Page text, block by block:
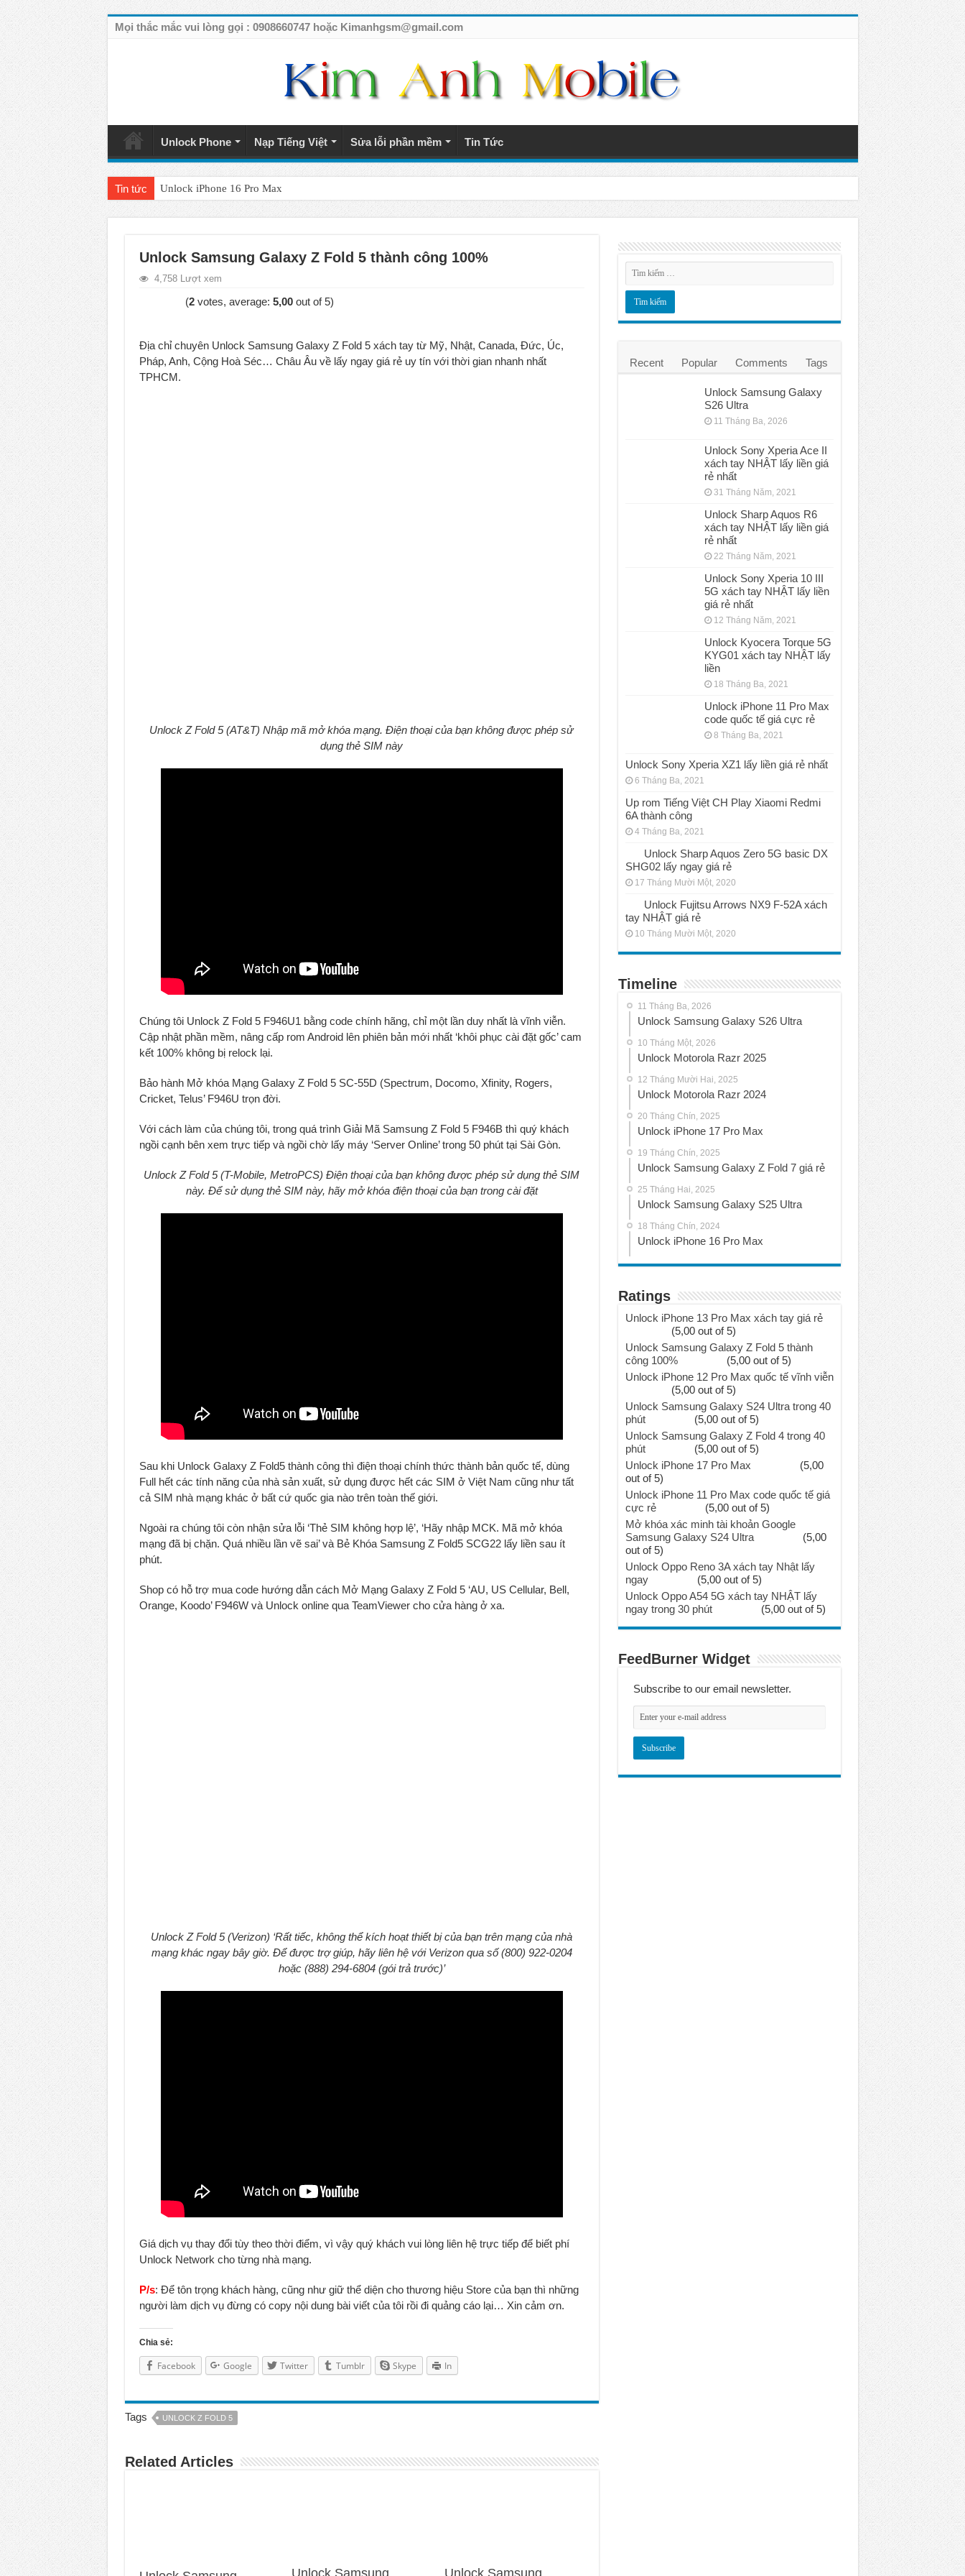
Mọi thắc mắc vui lòng gọi : 0908660747 hoặc Kimanhgsm@gmail.com
Unlock Phone Nạp Tiếng Việt Sửa lỗi phần mềm Tin Tức
Tin tức Unlock iPhone 16 Pro Max
Unlock iPhone 15 Pro Max lên quốc tế giá rẻ
Unlock Motorola Razr 2025
Unlock Motorola Razr 2024
Unlock iPhone 17 Pro Max
Unlock Samsung Galaxy Z Fold 5 thành công 100%
4,758 Lượt xem
(2votes, average: 5,00out of 5)
Địa chỉ chuyên Unlock Samsung Galaxy Z Fold 5 xách tay từ Mỹ, Nhật, Canada, Đức, Úc,
Pháp, Anh, Cộng Hoà Séc… Châu Âu về lấy ngay giá rẻ uy tín với thời gian nhanh nhất
TPHCM.
Unlock Z Fold 5 (AT&T) Nhập mã mở khóa mạng. Điện thoại của bạn không được phép sử
dụng thẻ SIM này
Chúng tôi Unlock Z Fold 5 F946U1 bằng code chính hãng, chỉ một lần duy nhất là vĩnh viễn.
Cập nhật phần mềm, nâng cấp rom Android lên phiên bản mới nhất ‘khôi phục cài đặt gốc’ cam
kết 100% không bị relock lại.
Bảo hành Mở khóa Mạng Galaxy Z Fold 5 SC-55D (Spectrum, Docomo, Xfinity, Rogers,
Cricket, Telus’ F946U trọn đời.
Với cách làm của chúng tôi, trong quá trình Giải Mã Samsung Z Fold 5 F946B thì quý khách
ngồi cạnh bên xem trực tiếp và ngồi chờ lấy máy ‘Server Online’ trong 50 phút tại Sài Gòn.
Unlock Z Fold 5 (T-Mobile, MetroPCS) Điện thoại của bạn không được phép sử dụng thẻ SIM
này. Để sử dụng thẻ SIM này, hãy mở khóa điện thoại của bạn trong cài đặt
Sau khi Unlock Galaxy Z Fold5 thành công thì điện thoại chính thức thành bản quốc tế, dùng
Full hết các tính năng của nhà sản xuất, sử dụng được hết các SIM ở Việt Nam cũng như tất
cả SIM nhà mạng khác ở bất cứ quốc gia nào trên toàn thế giới.
Ngoài ra chúng tôi còn nhận sửa lỗi ‘Thẻ SIM không hợp lệ’, ‘Hãy nhập MCK. Mã mở khóa
mạng đã bị chặn. Quá nhiều lần vẽ sai’ và Bẻ Khóa Samsung Z Fold5 SCG22 lấy liền sau ít
phút.
Shop có hỗ trợ mua code hướng dẫn cách Mở Mạng Galaxy Z Fold 5 ‘AU, US Cellular, Bell,
Orange, Koodo’ F946W và Unlock online qua TeamViewer cho cửa hàng ở xa.
Unlock Z Fold 5 (Verizon) ‘Rất tiếc, không thể kích hoạt thiết bị của bạn trên mạng của nhà
mạng khác ngay bây giờ. Để được trợ giúp, hãy liên hệ với Verizon qua số (800) 922-0204
hoặc (888) 294-6804 (gói trả trước)’
Giá dịch vụ thay đổi tùy theo thời điểm, vì vậy quý khách vui lòng liên hệ trực tiếp để biết phí
Unlock Network cho từng nhà mạng.
P/s: Để tôn trọng khách hàng, cũng như giữ thể diện cho thương hiệu Store của bạn thì những
người làm dịch vụ đừng có copy nội dung bài viết của tôi rồi đi quảng cáo lại… Xin cảm ơn.
Chia sẻ:
Facebook Google Twitter Tumblr Skype In
Tags UNLOCK Z FOLD 5
Related Articles
Unlock Samsung Unlock Samsung
Recent Popular Comments Tags
Unlock Samsung Galaxy
S26 Ultra
11 Tháng Ba, 2026
Unlock Sony Xperia Ace II
xách tay NHẬT lấy liền giá
rẻ nhất
31 Tháng Năm, 2021
Unlock Sharp Aquos R6
xách tay NHẬT lấy liền giá
rẻ nhất
22 Tháng Năm, 2021
Unlock Sony Xperia 10 III
5G xách tay NHẬT lấy liền
giá rẻ nhất
12 Tháng Năm, 2021
Unlock Kyocera Torque 5G
KYG01 xách tay NHẬT lấy
liền
18 Tháng Ba, 2021
Unlock iPhone 11 Pro Max
code quốc tế giá cực rẻ
8 Tháng Ba, 2021
Unlock Sony Xperia XZ1 lấy liền giá rẻ nhất
6 Tháng Ba, 2021
Up rom Tiếng Việt CH Play Xiaomi Redmi
6A thành công
4 Tháng Ba, 2021
Unlock Sharp Aquos Zero 5G basic DX
SHG02 lấy ngay giá rẻ
17 Tháng Mười Một, 2020
Unlock Fujitsu Arrows NX9 F-52A xách
tay NHẬT giá rẻ
10 Tháng Mười Một, 2020
Timeline
11 Tháng Ba, 2026
Unlock Samsung Galaxy S26 Ultra
10 Tháng Một, 2026
Unlock Motorola Razr 2025
12 Tháng Mười Hai, 2025
Unlock Motorola Razr 2024
20 Tháng Chín, 2025
Unlock iPhone 17 Pro Max
19 Tháng Chín, 2025
Unlock Samsung Galaxy Z Fold 7 giá rẻ
25 Tháng Hai, 2025
Unlock Samsung Galaxy S25 Ultra
18 Tháng Chín, 2024
Unlock iPhone 16 Pro Max
Ratings
Unlock iPhone 13 Pro Max xách tay giá rẻ
(5,00 out of 5)
Unlock Samsung Galaxy Z Fold 5 thành
công 100%
(5,00 out of 5)
Unlock iPhone 12 Pro Max quốc tế vĩnh viễn
(5,00 out of 5)
Unlock Samsung Galaxy S24 Ultra trong 40
phút
(5,00 out of 5)
Unlock Samsung Galaxy Z Fold 4 trong 40
phút
(5,00 out of 5)
Unlock iPhone 17 Pro Max
(5,00
out of 5)
Unlock iPhone 11 Pro Max code quốc tế giá
cực rẻ
(5,00 out of 5)
Mở khóa xác minh tài khoản Google
Samsung Galaxy S24 Ultra
(5,00
out of 5)
Unlock Oppo Reno 3A xách tay Nhật lấy
ngay
(5,00 out of 5)
Unlock Oppo A54 5G xách tay NHẬT lấy
ngay trong 30 phút
(5,00 out of 5)
FeedBurner Widget
Subscribe to our email newsletter.